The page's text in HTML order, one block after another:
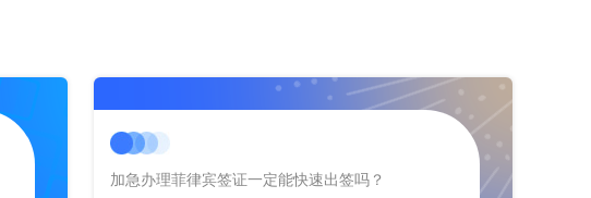
加急办理菲律宾签证一定能快速出签吗？